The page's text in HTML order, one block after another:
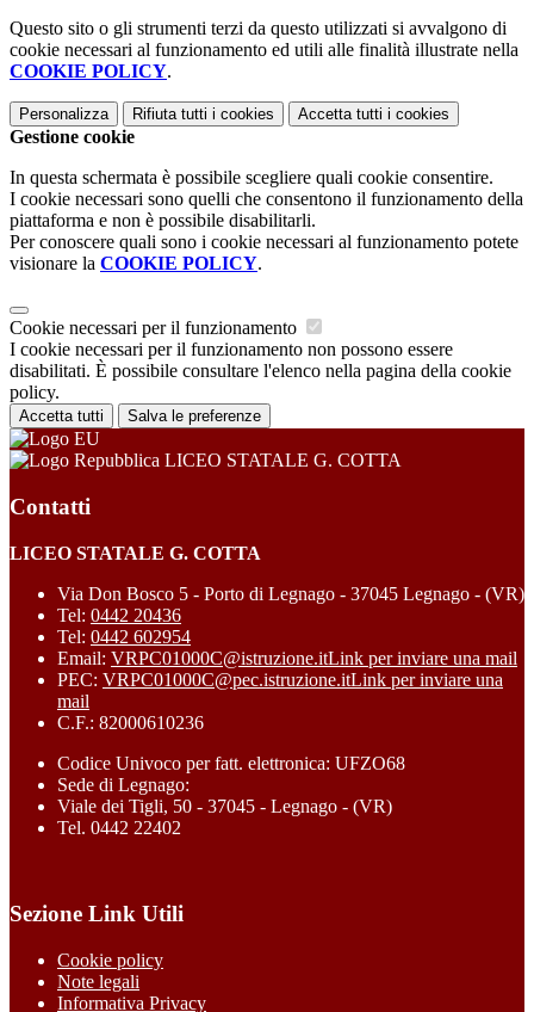
Questo sito o gli strumenti terzi da questo utilizzati si avvalgono di
cookie necessari al funzionamento ed utili alle finalità illustrate nella
COOKIE POLICY.
Personalizza Rifiuta tutti i cookies Accetta tutti i cookies
Gestione cookie
In questa schermata è possibile scegliere quali cookie consentire.
I cookie necessari sono quelli che consentono il funzionamento della
piattaforma e non è possibile disabilitarli.
Per conoscere quali sono i cookie necessari al funzionamento potete
visionare la COOKIE POLICY.
Cookie necessari per il funzionamento
I cookie necessari per il funzionamento non possono essere
disabilitati. È possibile consultare l'elenco nella pagina della cookie
policy.
Accetta tutti Salva le preferenze
LICEO STATALE G. COTTA
Contatti
LICEO STATALE G. COTTA
Via Don Bosco 5 - Porto di Legnago - 37045 Legnago - (VR)
Tel: 0442 20436
Tel: 0442 602954
Email: VRPC01000C@istruzione.itLink per inviare una mail
PEC: VRPC01000C@pec.istruzione.itLink per inviare una
mail
C.F.: 82000610236
Codice Univoco per fatt. elettronica: UFZO68
Sede di Legnago:
Viale dei Tigli, 50 - 37045 - Legnago - (VR)
Tel. 0442 22402
Sezione Link Utili
Cookie policy
Note legali
Informativa Privacy